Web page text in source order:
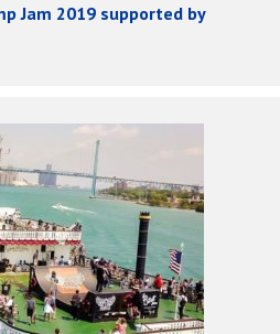
Jam 2019 supported by